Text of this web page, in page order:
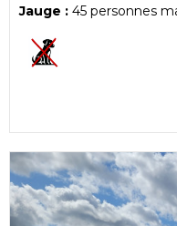
Jauge : 45 personnes